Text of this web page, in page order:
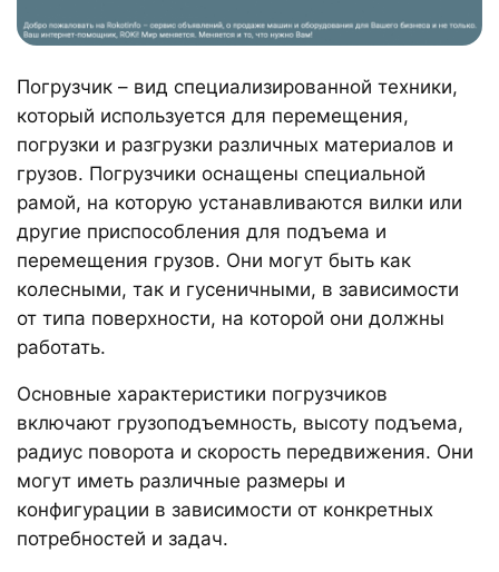
Погрузчик – вид специализированной техники,
который используется для перемещения,
погрузки и разгрузки различных материалов и
грузов. Погрузчики оснащены специальной
рамой, на которую устанавливаются вилки или
другие приспособления для подъема и
перемещения грузов. Они могут быть как
колесными, так и гусеничными, в зависимости
от типа поверхности, на которой они должны
работать.
Основные характеристики погрузчиков
включают грузоподъемность, высоту подъема,
радиус поворота и скорость передвижения. Они
могут иметь различные размеры и
конфигурации в зависимости от конкретных
потребностей и задач.